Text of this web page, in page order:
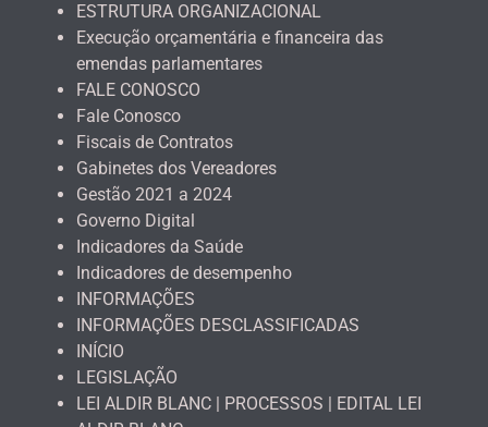
ESTRUTURA ORGANIZACIONAL
Execução orçamentária e financeira das
emendas parlamentares
FALE CONOSCO
Fale Conosco
Fiscais de Contratos
Gabinetes dos Vereadores
Gestão 2021 a 2024
Governo Digital
Indicadores da Saúde
Indicadores de desempenho
INFORMAÇÕES
INFORMAÇÕES DESCLASSIFICADAS
INÍCIO
LEGISLAÇÃO
LEI ALDIR BLANC | PROCESSOS | EDITAL LEI